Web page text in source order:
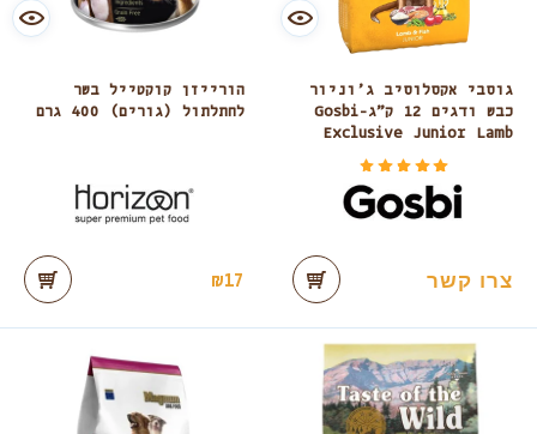
גוסבי אקסלוסיב ג’וניור
כבש ודגים 12 ק”ג-Gosbi
Exclusive Junior Lamb
צרו קשר
הורייזן קוקטייל בשר
לחתלתול (גורים) 400 גרם
₪17